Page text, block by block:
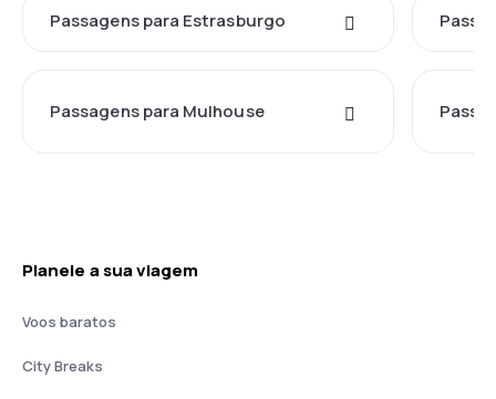
Passagens para Estrasburgo
Passagens para Mulhouse
Planeie a sua viagem
Voos baratos
City Breaks